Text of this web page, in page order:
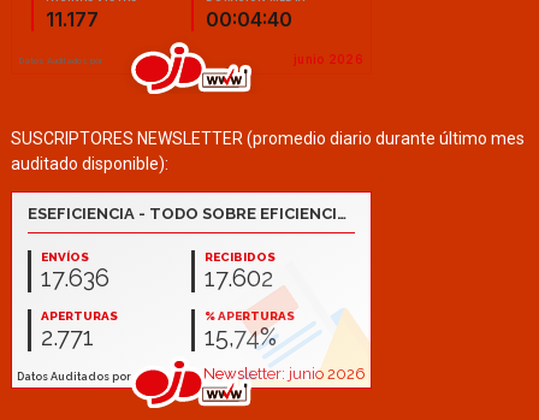
SUSCRIPTORES NEWSLETTER (promedio diario durante último mes
auditado disponible):